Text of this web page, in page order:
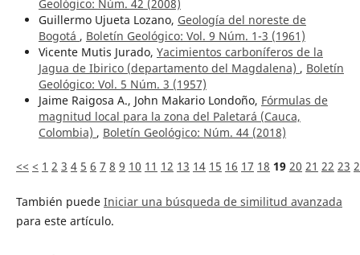
Geológico: Núm. 42 (2008)
Guillermo Ujueta Lozano, Geología del noreste de
Bogotá , Boletín Geológico: Vol. 9 Núm. 1-3 (1961)
Vicente Mutis Jurado, Yacimientos carboníferos de la
Jagua de Ibirico (departamento del Magdalena) , Boletín
Geológico: Vol. 5 Núm. 3 (1957)
Jaime Raigosa A., John Makario Londoño, Fórmulas de
magnitud local para la zona del Paletará (Cauca,
Colombia) , Boletín Geológico: Núm. 44 (2018)
<< < 1 2 3 4 5 6 7 8 9 10 11 12 13 14 15 16 17 18 19 20 21 22 23
También puede Iniciar una búsqueda de similitud avanzada
para este artículo.